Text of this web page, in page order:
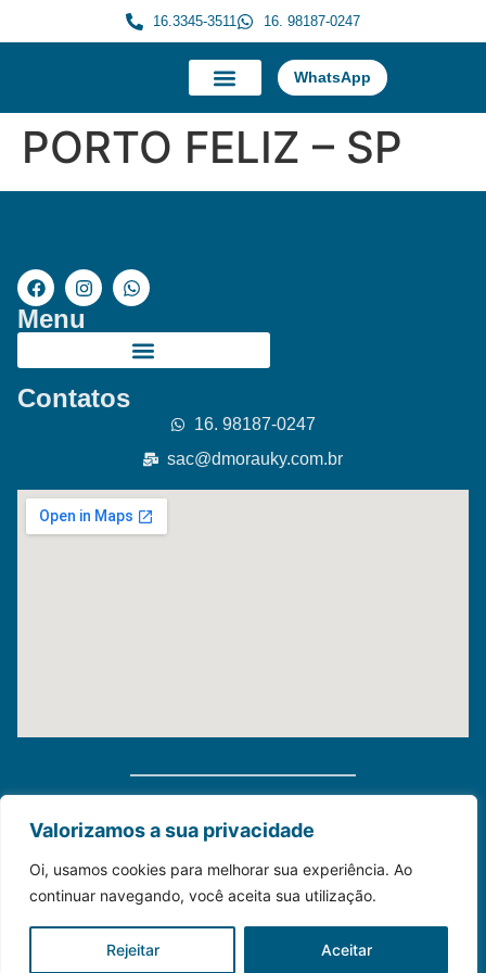
Valorizamos a sua privacidade
Oi, usamos cookies para melhorar sua experiência. Ao
continuar navegando, você aceita sua utilização.
Rejeitar Aceitar
16.3345-3511 16. 98187-0247
WhatsApp
PORTO FELIZ – SP
Menu
Contatos
16. 98187-0247
sac@dmorauky.com.br
Distribuidora Morauky 2025. Todos Os Direitos